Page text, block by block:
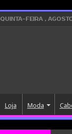
QUINTA-FEIRA ,
Loja Moda